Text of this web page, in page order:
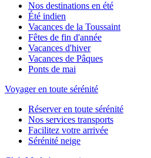
Nos destinations en été
Été indien
Vacances de la Toussaint
Fêtes de fin d'année
Vacances d'hiver
Vacances de Pâques
Ponts de mai
Voyager en toute sérénité
Réserver en toute sérénité
Nos services transports
Facilitez votre arrivée
Sérénité neige